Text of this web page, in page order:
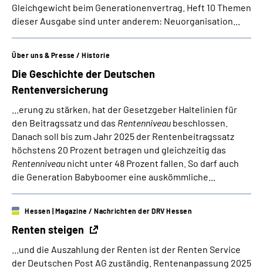
Gleichgewicht beim Generationenvertrag. Heft 10 Themen
dieser Ausgabe sind unter anderem: Neuorganisation...
Die Geschichte der Deutschen
Rentenversicherung
Über uns & Presse / Historie
...erung zu stärken, hat der Gesetzgeber Haltelinien für
den Beitragssatz und das Rentenniveau beschlossen.
Danach soll bis zum Jahr 2025 der Rentenbeitragssatz
höchstens 20 Prozent betragen und gleichzeitig das
Rentenniveau nicht unter 48 Prozent fallen. So darf auch
die Generation Babyboomer eine auskömmliche...
Renten steigen
Hessen | Magazine / Nachrichten der DRV Hessen
...und die Auszahlung der Renten ist der Renten Service
der Deutschen Post AG zuständig. Rentenanpassung 2025